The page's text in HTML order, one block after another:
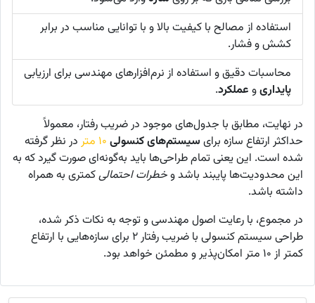
استفاده از مصالح با کیفیت بالا و با توانایی مناسب در برابر
کشش و فشار.
محاسبات دقیق و استفاده از نرم‌افزارهای مهندسی برای ارزیابی
پایداریو عملکرد.
در نهایت، مطابق با جدول‌های موجود در ضریب رفتار، معمولاً
حداکثر ارتفاع سازه برای سیستم‌های کنسولی ۱۰ متر
در نظر گرفته
شده است. این یعنی تمام طراحی‌ها باید به‌گونه‌ای صورت گیرد که به
این محدودیت‌ها پایبند باشد وخطرات احتمالیکمتری به همراه
داشته باشد.
در مجموع، با رعایت اصول مهندسی و توجه به نکات ذکر شده،
طراحی سیستم کنسولی با ضریب رفتار ۲ برای سازه‌هایی با ارتفاع
کمتر از ۱۰ متر امکان‌پذیر و مطمئن خواهد بود.